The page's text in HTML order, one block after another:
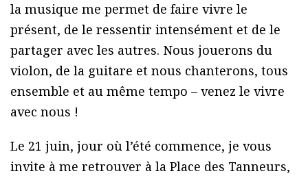
la musique me permet de faire vivre le
présent, de le ressentir intensément et de le
partager avec les autres. Nous jouerons du
violon, de la guitare et nous chanterons, tous
ensemble et au même tempo – venez le vivre
avec nous !
Le 21 juin, jour où l’été commence, je vous
invite à me retrouver à la Place des Tanneurs,